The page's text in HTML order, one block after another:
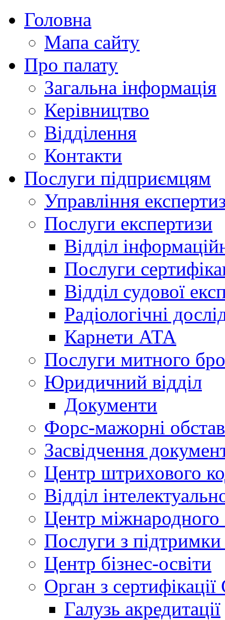
Головна
Мапа сайту
Про палату
Загальна інформація
Керівництво
Відділення
Контакти
Послуги підприємцям
Управління
Послуги експертизи
Відділ
Послуги
Відділ судової
Радіологічні
Карнети АТА
Послуги митного
Юридичний відділ
Документи
Форс-мажорні
Засвідчення
Центр штрихового
Відділ
Центр міжнародного
Послуги з підтримки
Центр бізнес-освіти
Орган з
Галузь акредитації